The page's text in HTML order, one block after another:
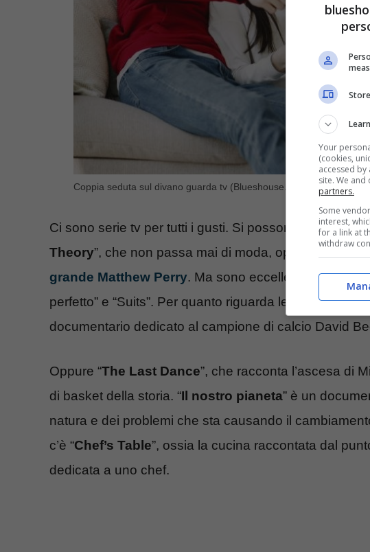
Coppia seduta sul divano guarda tv (Blueshouse.it)
Ci sono serie tv per tutti i gusti. Si possono ripassare i
Theory”, che non passa mai di moda, oppure “
grande Matthew Perry. Ma sono eccellenti anche le
perfetto” e “Suits”. Per quanto riguarda le docuserie,
documentario dedicato al campione di calcio David
Oppure “The Last Dance”, che racconta l’ascesa di
di basket della storia. “Il nostro pianeta” è un
natura e dei problemi che sta causando il
c’è “Chef’s Table”, ossia la cucina raccontata dal
dedicata a uno chef.
Your
(cookies,
accessed
site. We
partners.
Some
interest,
for a link at
withdraw